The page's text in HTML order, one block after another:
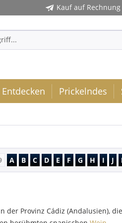
Kauf auf Rechnung
Entdecken Prickelndes
A B C D E F G H I J
der Provinz Cádiz (Andalusien),